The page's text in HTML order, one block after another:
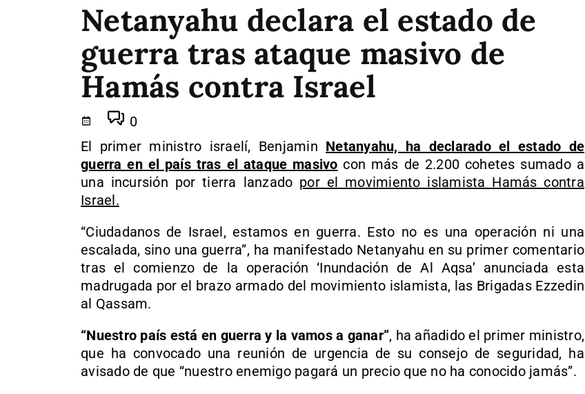
Netanyahu declara el estado de
guerra tras ataque masivo de
Hamás contra Israel
0
El primer ministro israelí, Benjamin Netanyahu, ha declarado el estado de
guerra en el país tras el ataque masivo con más de 2.200 cohetes sumado a
una incursión por tierra lanzado por el movimiento islamista Hamás contra
Israel.
“Ciudadanos de Israel, estamos en guerra. Esto no es una operación ni una
escalada, sino una guerra”, ha manifestado Netanyahu en su primer comentario
tras el comienzo de la operación ‘Inundación de Al Aqsa’ anunciada esta
madrugada por el brazo armado del movimiento islamista, las Brigadas Ezzedin
al Qassam.
“Nuestro país está en guerra y la vamos a ganar”, ha añadido el primer ministro,
que ha convocado una reunión de urgencia de su consejo de seguridad, ha
avisado de que “nuestro enemigo pagará un precio que no ha conocido jamás”.